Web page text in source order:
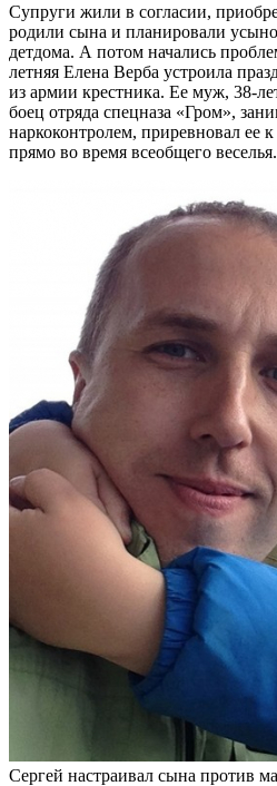
Супруги жили в согласии,
родили сына и планировали
детдома. А потом начались
летняя Елена Верба устроила
из армии крестника. Ее муж, 38-
боец отряда спецназа «Гром»,
наркоконтролем, приревновал ее
прямо во время всеобщего веселья.
Сергей настраивал сына против